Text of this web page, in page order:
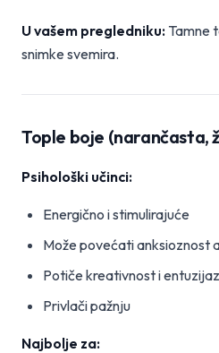
U vašem pregledniku: Tamne
snimke svemira.
Tople boje (narančasta,
Psihološki učinci:
Energično i stimulirajuće
Može povećati anksioznost
Potiče kreativnost i
Privlači pažnju
Najbolje za: